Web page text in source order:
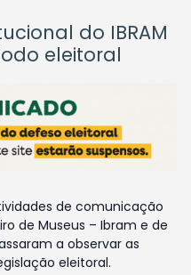
do IBRAM
eleitoral
de comunicação
de Museus – Ibram e de
a observar as
eleitoral.